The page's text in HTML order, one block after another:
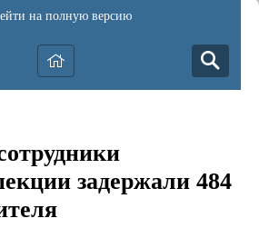
на полную версию
задержали 484